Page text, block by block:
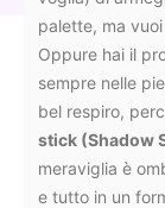
palette, ma
Oppure hai il
sempre nelle
bel respiro,
stick (Shadow
meraviglia è
e tutto in un